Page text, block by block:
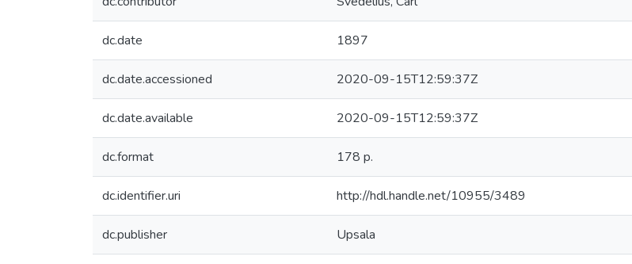
dc.date 1897
dc.date.accessioned 2020-09-15T12:59:37Z
dc.date.available 2020-09-15T12:59:37Z
dc.format 178 p.
dc.identifier.uri http://hdl.handle.net/10955/3489
dc.publisher Upsala